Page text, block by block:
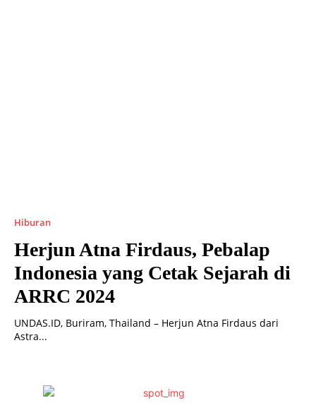
Hiburan
Herjun Atna Firdaus, Pebalap
Indonesia yang Cetak Sejarah di
ARRC 2024
UNDAS.ID, Buriram, Thailand – Herjun Atna Firdaus dari
Astra...